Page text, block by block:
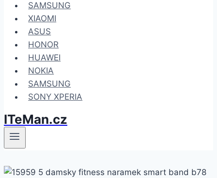
SAMSUNG
XIAOMI
ASUS
HONOR
HUAWEI
NOKIA
SAMSUNG
SONY XPERIA
ITeMan.cz